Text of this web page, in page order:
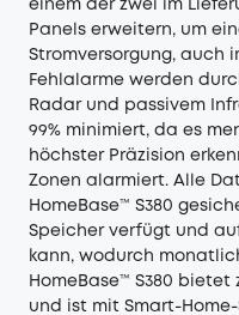
einem der zwei im
Panels erweitern, um
Stromversorgung, auch
Fehlalarme werden
Radar und passivem
99% minimiert, da es
höchster Präzision
Zonen alarmiert. Alle
HomeBase™ S380
Speicher verfügt und
kann, wodurch
HomeBase™ S380 bietet
und ist mit Smart-